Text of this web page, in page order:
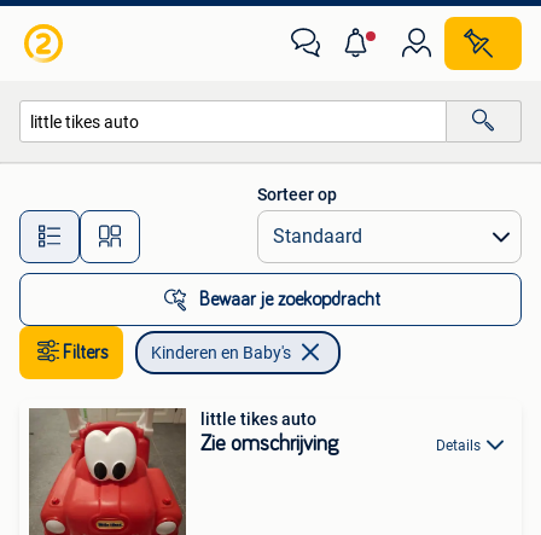
Alle afstanden…
Sorteer op
Bewaar je zoekopdracht
Filters Kinderen en Baby's
little tikes auto
Zie omschrijving Details